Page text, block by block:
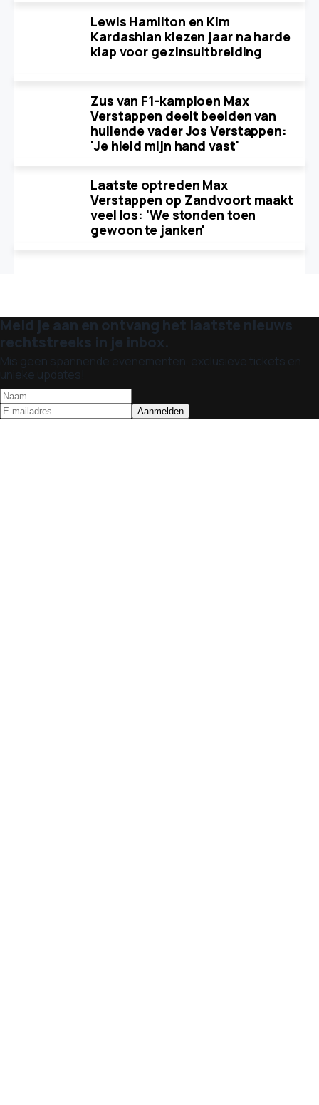
Lewis Hamilton en Kim
Kardashian kiezen jaar na harde
klap voor gezinsuitbreiding
Zus van F1-kampioen Max
Verstappen deelt beelden van
huilende vader Jos Verstappen:
'Je hield mijn hand vast'
Laatste optreden Max
Verstappen op Zandvoort maakt
veel los: 'We stonden toen
gewoon te janken'
Meld je aan en ontvang het laatste nieuws
rechtstreeks in je inbox.
Mis geen spannende evenementen, exclusieve tickets en
unieke updates!